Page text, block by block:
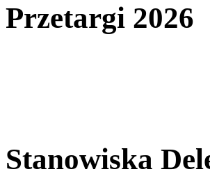
Przetargi 2026
Stanowiska